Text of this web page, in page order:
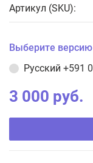
Артикул (SKU):
Выберите
Русский +591
3 000 руб.